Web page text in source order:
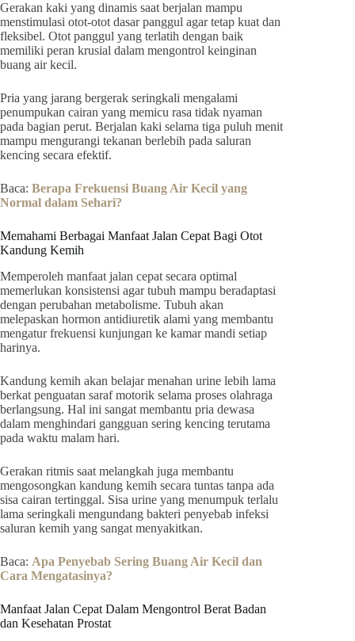
Gerakan kaki yang dinamis saat berjalan mampu
menstimulasi otot-otot dasar panggul agar tetap kuat dan
fleksibel. Otot panggul yang terlatih dengan baik
memiliki peran krusial dalam mengontrol keinginan
buang air kecil.
Pria yang jarang bergerak seringkali mengalami
penumpukan cairan yang memicu rasa tidak nyaman
pada bagian perut. Berjalan kaki selama tiga puluh menit
mampu mengurangi tekanan berlebih pada saluran
kencing secara efektif.
Baca: Berapa Frekuensi Buang Air Kecil yang
Normal dalam Sehari?
Memahami Berbagai Manfaat Jalan Cepat Bagi Otot
Kandung Kemih
Memperoleh manfaat jalan cepat secara optimal
memerlukan konsistensi agar tubuh mampu beradaptasi
dengan perubahan metabolisme. Tubuh akan
melepaskan hormon antidiuretik alami yang membantu
mengatur frekuensi kunjungan ke kamar mandi setiap
harinya.
Kandung kemih akan belajar menahan urine lebih lama
berkat penguatan saraf motorik selama proses olahraga
berlangsung. Hal ini sangat membantu pria dewasa
dalam menghindari gangguan sering kencing terutama
pada waktu malam hari.
Gerakan ritmis saat melangkah juga membantu
mengosongkan kandung kemih secara tuntas tanpa ada
sisa cairan tertinggal. Sisa urine yang menumpuk terlalu
lama seringkali mengundang bakteri penyebab infeksi
saluran kemih yang sangat menyakitkan.
Baca: Apa Penyebab Sering Buang Air Kecil dan
Cara Mengatasinya?
Manfaat Jalan Cepat Dalam Mengontrol Berat Badan
dan Kesehatan Prostat